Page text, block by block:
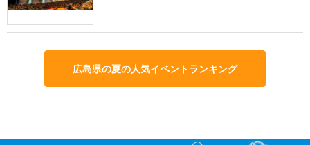
広島県の夏の人気イベントランキング